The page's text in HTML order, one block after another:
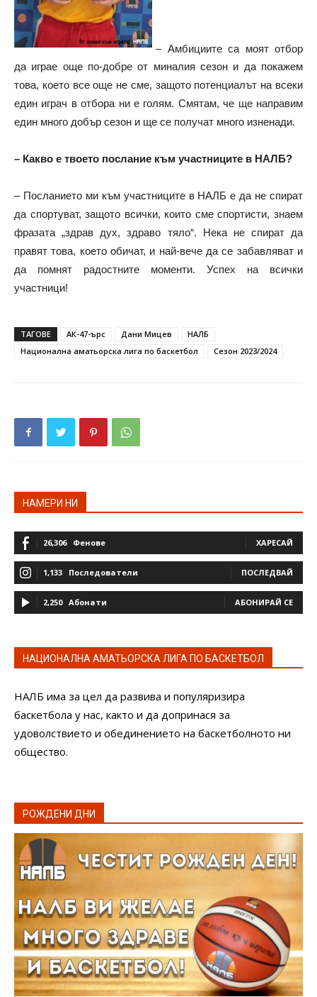
– Амбициите са моят отбор
да играе още по-добре от миналия сезон и да покажем
това, което все още не сме, защото потенциалът на всеки
един играч в отбора ни е голям. Смятам, че ще направим
един много добър сезон и ще се получат много изненади.
– Какво е твоето послание към участниците в НАЛБ?
– Посланието ми към участниците в НАЛБ е да не спират
да спортуват, защото всички, които сме спортисти, знаем
фразата „здрав дух, здраво тяло“. Нека не спират да
правят това, което обичат, и най-вече да се забавляват и
да помнят радостните моменти. Успех на всички
участници!
ТАГОВЕ АК-47-ърс Дани Мицев
НАЛБ
Национална аматьорска лига по баскетбол
Сезон 2023/2024
НАМЕРИ НИ
26,306 Фенове ХАРЕСАЙ
1,133 Последователи ПОСЛЕДВАЙ
2,250 Абонати АБОНИРАЙ СЕ
НАЦИОНАЛНА АМАТЬОРСКА ЛИГА ПО БАСКЕТБОЛ
НАЛБ има за цел да развива и популяризира
баскетбола у нас, както и да допринася за
удоволствието и обединението на баскетболното ни
общество.
РОЖДЕНИ ДНИ